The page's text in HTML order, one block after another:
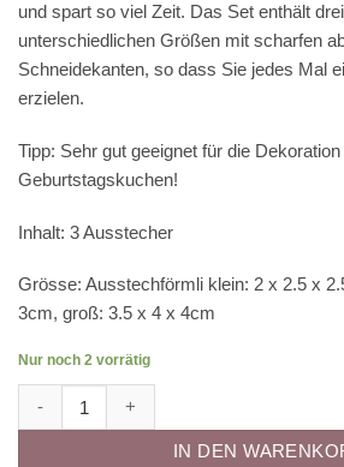
und spart so viel Zeit. Das Set enthält
unterschiedlichen Größen mit scharfen
Schneidekanten, so dass Sie jedes Mal
erzielen.
Tipp: Sehr gut geeignet für die
Geburtstagskuchen!
Inhalt: 3 Ausstecher
Grösse: Ausstechförmli klein: 2 x 2.5 x
3cm, groß: 3.5 x 4 x 4cm
Nur noch 2 vorrätig
IN DEN